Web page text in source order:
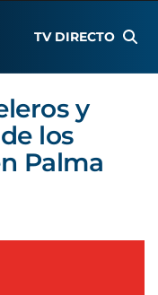
TV DIRECTO
y
los
Palma